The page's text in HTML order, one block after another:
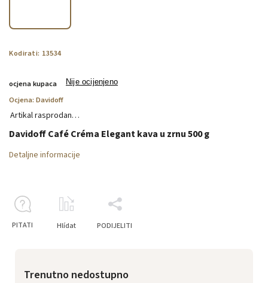
Kodirati: 13534
ocjena kupaca Nije ocijenjeno
Ocjena: Davidoff
Trenutno nedostupno
Artikal rasprodan…
Davidoff Café Créma Elegant kava u zrnu 500 g
Detaljne informacije
PITATI Hlídat PODIJELITI